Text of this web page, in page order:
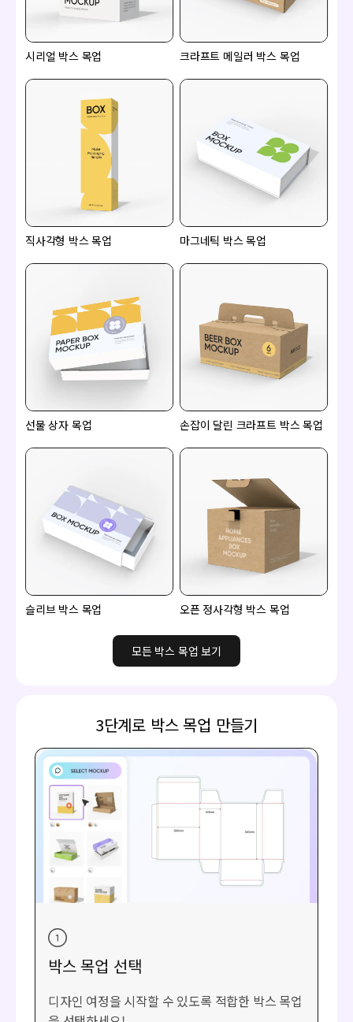
시리얼 박스 목업 크라프트 메일러 박스 목업
직사각형 박스 목업 마그네틱 박스 목업
선물 상자 목업 손잡이 달린 크라프트 박스 목업
슬리브 박스 목업 오픈 정사각형 박스 목업
모든 박스 목업 보기
3단계로 박스 목업 만들기
박스 목업 선택
디자인 여정을 시작할 수 있도록 적합한 박스 목업